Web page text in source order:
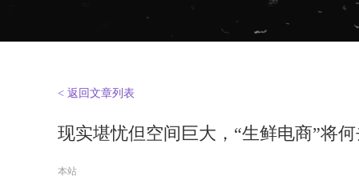
< 返回文章列表
现实堪忧但空间巨大，“生鲜电商”将
本站